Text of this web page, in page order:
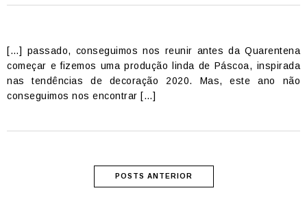
[…] passado, conseguimos nos reunir antes da Quarentena
começar e fizemos uma produção linda de Páscoa, inspirada
nas tendências de decoração 2020. Mas, este ano não
conseguimos nos encontrar […]
POSTS ANTERIOR